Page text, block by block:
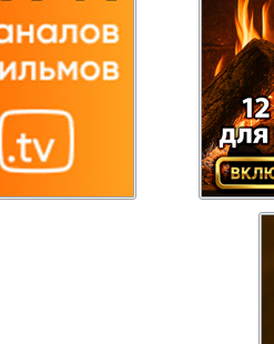
Подруга
Районка-Süd-West